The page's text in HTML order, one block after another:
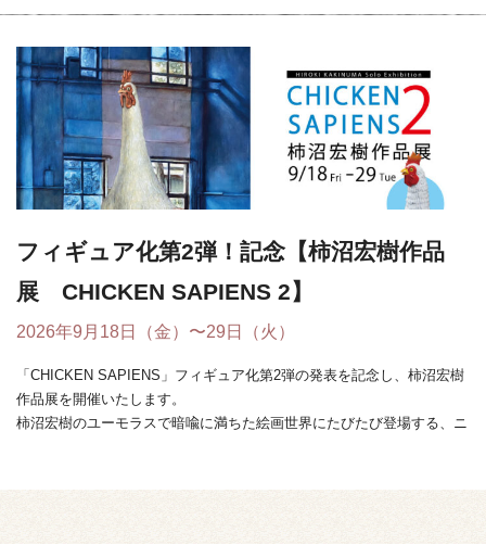
フィギュア化第2弾！記念【柿沼宏樹作品
展 CHICKEN SAPIENS 2】
2026年9月18日（金）〜29日（火）
「CHICKEN SAPIENS」フィギュア化第2弾の発表を記念し、柿沼宏樹
作品展を開催いたします。
柿沼宏樹のユーモラスで暗喩に満ちた絵画世界にたびたび登場する、ニ